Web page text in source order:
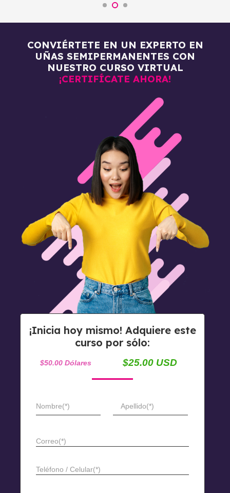
CONVIÉRTETE EN UN EXPERTO EN
UÑAS SEMIPERMANENTES CON
NUESTRO CURSO VIRTUAL
¡CERTIFÍCATE AHORA!
¡Inicia hoy mismo! Adquiere este
curso por sólo:
$50.00 Dólares $25.00 USD
Nombre(*) Apellido(*)
Correo(*)
Teléfono / Celular(*)